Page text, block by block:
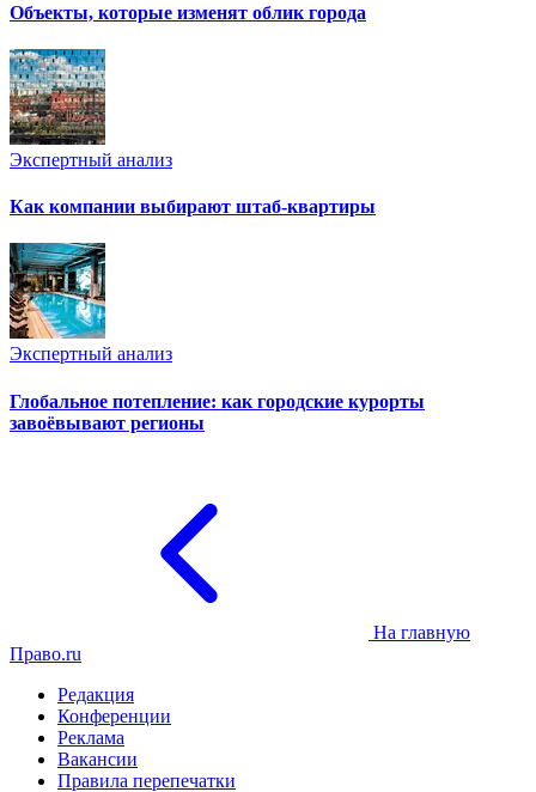
Объекты, которые изменят облик города
Экспертный анализ
Как компании выбирают штаб-квартиры
Экспертный анализ
Глобальное потепление: как городские курорты
завоёвывают регионы
На главную
Право.ru
Редакция
Конференции
Реклама
Вакансии
Правила перепечатки